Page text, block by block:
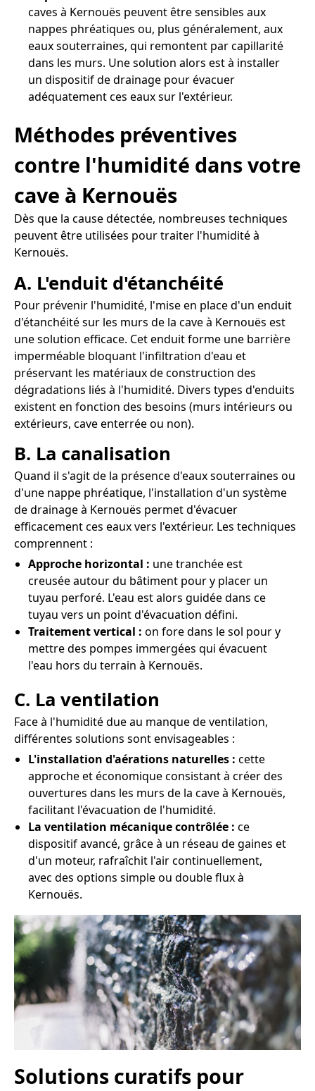
caves à Kernouës peuvent être sensibles aux
nappes phréatiques ou, plus généralement, aux
eaux souterraines, qui remontent par capillarité
dans les murs. Une solution alors est à installer
un dispositif de drainage pour évacuer
adéquatement ces eaux sur l'extérieur.
Méthodes préventives
contre l'humidité dans votre
cave à Kernouës
Dès que la cause détectée, nombreuses techniques
peuvent être utilisées pour traiter l'humidité à
Kernouës.
A. L'enduit d'étanchéité
Pour prévenir l'humidité, l'mise en place d'un enduit
d'étanchéité sur les murs de la cave à Kernouës est
une solution efficace. Cet enduit forme une barrière
imperméable bloquant l'infiltration d'eau et
préservant les matériaux de construction des
dégradations liés à l'humidité. Divers types d'enduits
existent en fonction des besoins (murs intérieurs ou
extérieurs, cave enterrée ou non).
B. La canalisation
Quand il s'agit de la présence d'eaux souterraines ou
d'une nappe phréatique, l'installation d'un système
de drainage à Kernouës permet d'évacuer
efficacement ces eaux vers l'extérieur. Les techniques
comprennent :
Approche horizontal : une tranchée est
creusée autour du bâtiment pour y placer un
tuyau perforé. L'eau est alors guidée dans ce
tuyau vers un point d'évacuation défini.
Traitement vertical : on fore dans le sol pour y
mettre des pompes immergées qui évacuent
l'eau hors du terrain à Kernouës.
C. La ventilation
Face à l'humidité due au manque de ventilation,
différentes solutions sont envisageables :
L'installation d'aérations naturelles : cette
approche et économique consistant à créer des
ouvertures dans les murs de la cave à Kernouës,
facilitant l'évacuation de l'humidité.
La ventilation mécanique contrôlée : ce
dispositif avancé, grâce à un réseau de gaines et
d'un moteur, rafraîchit l'air continuellement,
avec des options simple ou double flux à
Kernouës.
Solutions curatifs pour